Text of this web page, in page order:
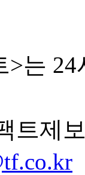
>는
트제